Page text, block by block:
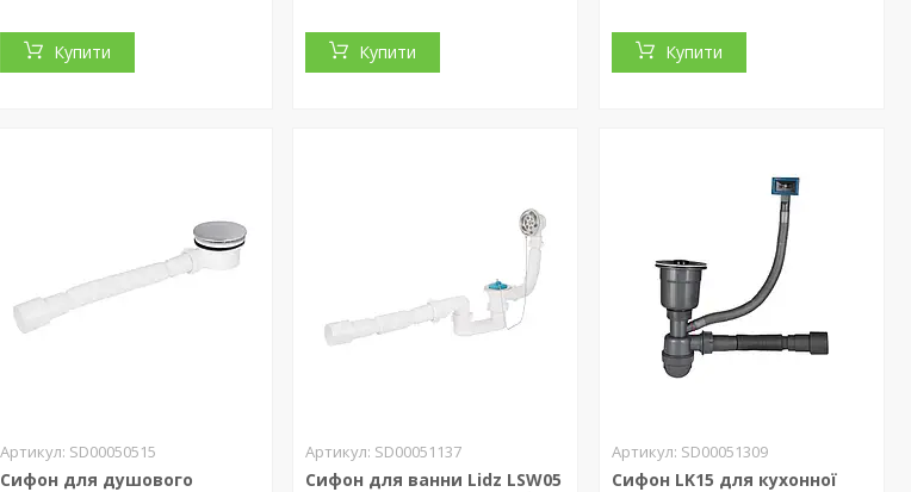
Купити Купити Купити
SD00050515
Сифон для душового
SD00051137
Сифон для ванни Lidz LSW05
SD00051309
Сифон LK15 для кухонної